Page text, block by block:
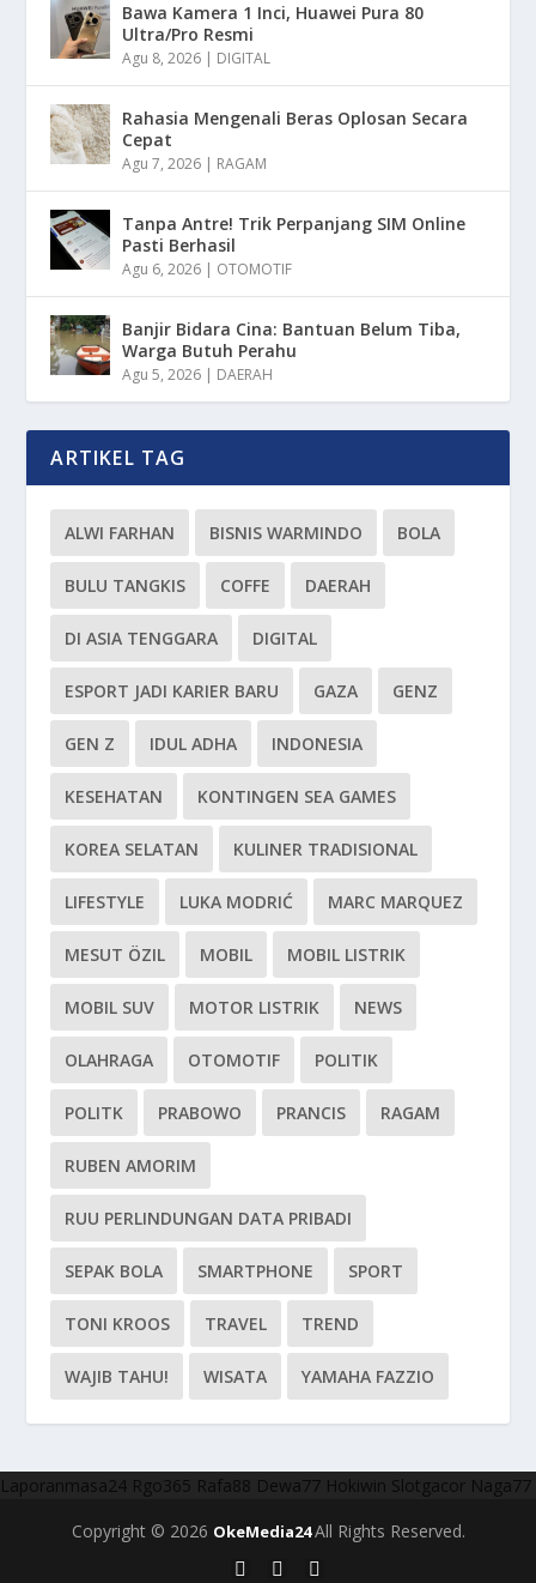
Bawa Kamera 1 Inci, Huawei Pura 80
Ultra/Pro Resmi
Agu 8, 2026 | DIGITAL
Rahasia Mengenali Beras Oplosan Secara
Cepat
Agu 7, 2026 | RAGAM
Tanpa Antre! Trik Perpanjang SIM Online
Pasti Berhasil
Agu 6, 2026 | OTOMOTIF
Banjir Bidara Cina: Bantuan Belum Tiba,
Warga Butuh Perahu
Agu 5, 2026 | DAERAH
ARTIKEL TAG
ALWI FARHAN BISNIS WARMINDO BOLA
BULU TANGKIS COFFE DAERAH
DI ASIA TENGGARA DIGITAL
ESPORT JADI KARIER BARU GAZA GENZ
GEN Z IDUL ADHA INDONESIA
KESEHATAN KONTINGEN SEA GAMES
KOREA SELATAN KULINER TRADISIONAL
LIFESTYLE LUKA MODRIĆ MARC MARQUEZ
MESUT ÖZIL MOBIL MOBIL LISTRIK
MOBIL SUV MOTOR LISTRIK NEWS
OLAHRAGA OTOMOTIF POLITIK
POLITK PRABOWO PRANCIS RAGAM
RUBEN AMORIM
RUU PERLINDUNGAN DATA PRIBADI
SEPAK BOLA SMARTPHONE SPORT
TONI KROOS TRAVEL TREND
WAJIB TAHU! WISATA YAMAHA FAZZIO
Laporanmasa24 Rgo365 Rafa88 Dewa77 Hokiwin Slotgacor Naga77
Copyright © 2026 OkeMedia24All Rights Reserved.